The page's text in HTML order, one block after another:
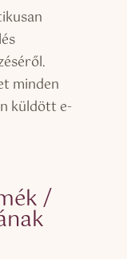
minden
küldött e-
/